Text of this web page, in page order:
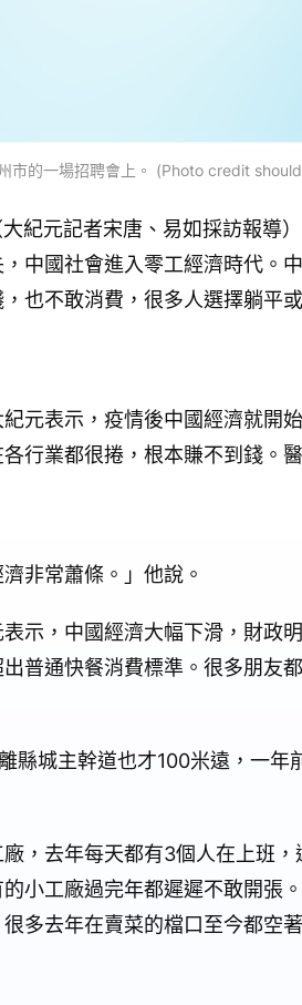
市的一場招聘會上。 (Photo credit
紀元記者宋唐、易如採訪報導
中國社會進入零工經濟時代。
也不敢消費，很多人選擇躺平
元表示，疫情後中國經濟就開
行業都很捲，根本賺不到錢。
非常蕭條。」他說。
示，中國經濟大幅下滑，財政
普通快餐消費標準。很多朋友
縣城主幹道也才100米遠，一
，去年每天都有3個人在上班
小工廠過完年都遲遲不敢開張
多去年在賣菜的檔口至今都空